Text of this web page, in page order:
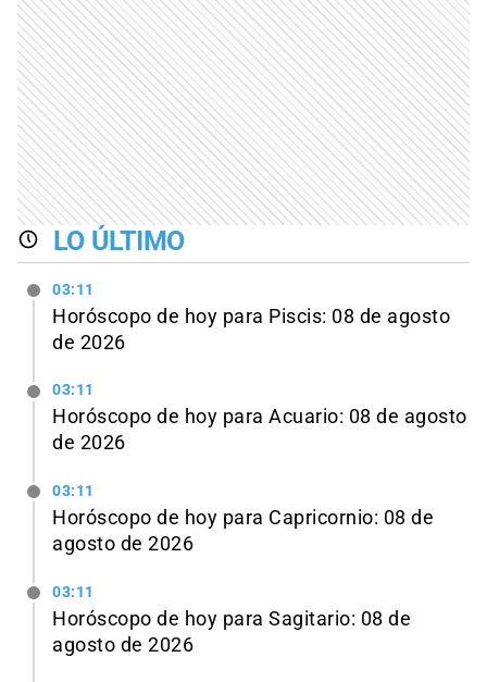
LO ÚLTIMO
03:11
Horóscopo de hoy para Piscis: 08 de agosto
de 2026
03:11
Horóscopo de hoy para Acuario: 08 de agosto
de 2026
03:11
Horóscopo de hoy para Capricornio: 08 de
agosto de 2026
03:11
Horóscopo de hoy para Sagitario: 08 de
agosto de 2026